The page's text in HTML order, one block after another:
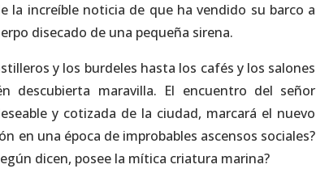
la increíble noticia de que ha vendido su barco a
disecado de una pequeña sirena.
y los burdeles hasta los cafés y los salones
descubierta maravilla. El encuentro del señor
y cotizada de la ciudad, marcará el nuevo
en una época de improbables ascensos sociales?
dicen, posee la mítica criatura marina?